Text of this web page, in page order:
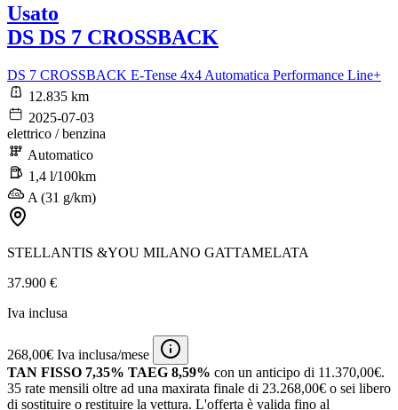
Usato
DS DS 7 CROSSBACK
DS 7 CROSSBACK E-Tense 4x4 Automatica Performance Line+
12.835 km
2025-07-03
elettrico / benzina
Automatico
1,4 l/100km
A (31 g/km)
STELLANTIS &YOU MILANO GATTAMELATA
37.900 €
Iva inclusa
268,00€ Iva inclusa/mese
TAN FISSO 7,35% TAEG 8,59% con un anticipo di 11.370,00€.
35 rate mensili oltre ad una maxirata finale di 23.268,00€ o sei libero
di sostituire o restituire la vettura. L'offerta è valida fino al